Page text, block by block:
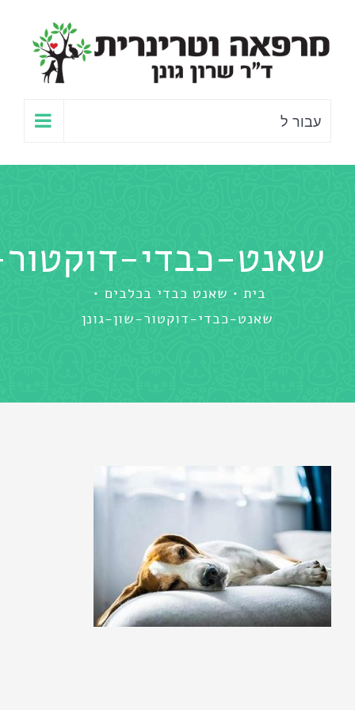
לתוכן
עבור ל
שאנט-כבדי-
בית
שאנט כבדי בכלבים
שאנט-כבדי-דוקטור-שון-גונן